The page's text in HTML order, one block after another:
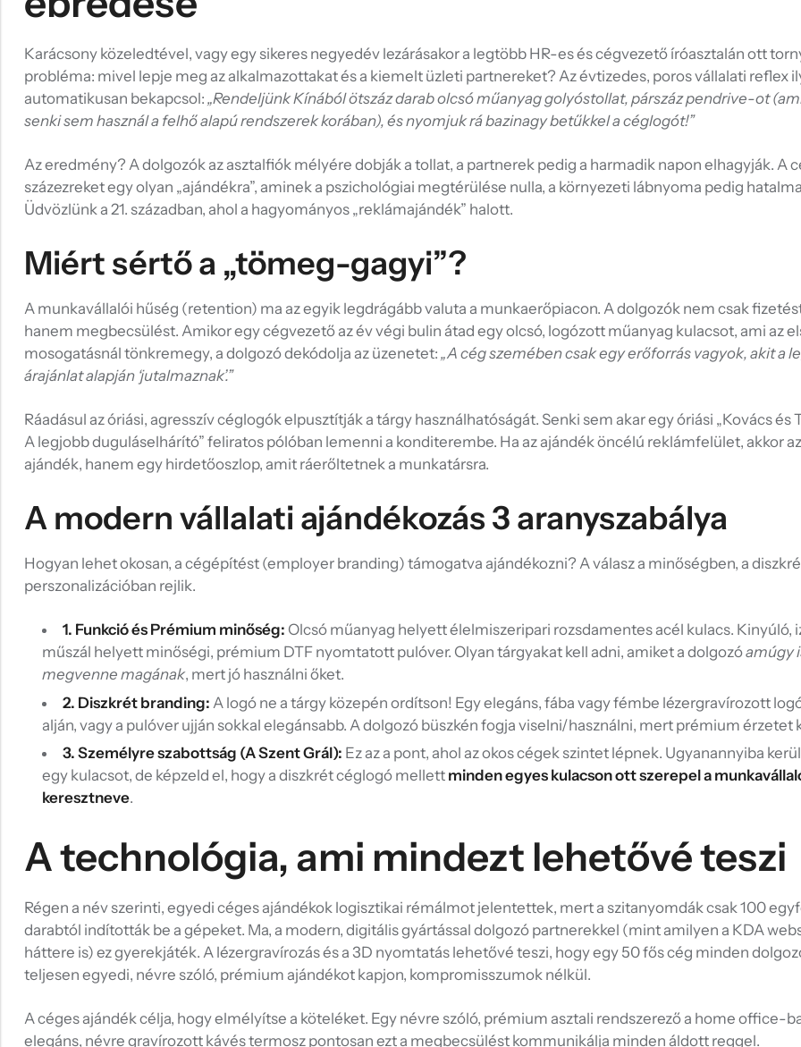
Karácsony közeledtével, vagy egy sikeres negyedév lezárásakor a legtöbb HR-es és cégvezető íróasztalán ott
probléma: mivel lepje meg az alkalmazottakat és a kiemelt üzleti partnereket? Az évtizedes, poros vállalati reflex
automatikusan bekapcsol: „Rendeljünk Kínából ötszáz darab olcsó műanyag golyóstollat, párszáz pendrive-ot
senki sem használ a felhő alapú rendszerek korában), és nyomjuk rá bazinagy betűkkel a céglogót!”
Az eredmény? A dolgozók az asztalfiók mélyére dobják a tollat, a partnerek pedig a harmadik napon elhagyják. A
százezreket egy olyan „ajándékra”, aminek a pszichológiai megtérülése nulla, a környezeti lábnyoma pedig
Üdvözlünk a 21. században, ahol a hagyományos „reklámajándék” halott.
Miért sértő a „tömeg-gagyi”?
A munkavállalói hűség (retention) ma az egyik legdrágább valuta a munkaerőpiacon. A dolgozók nem csak
hanem megbecsülést. Amikor egy cégvezető az év végi bulin átad egy olcsó, logózott műanyag kulacsot, ami az
mosogatásnál tönkremegy, a dolgozó dekódolja az üzenetet: „A cég szemében csak egy erőforrás vagyok, akit a
árajánlat alapján ‘jutalmaznak’.”
Ráadásul az óriási, agresszív céglogók elpusztítják a tárgy használhatóságát. Senki sem akar egy óriási „Kovács és
A legjobb duguláselhárító” feliratos pólóban lemenni a konditerembe. Ha az ajándék öncélú reklámfelület, akkor
ajándék, hanem egy hirdetőoszlop, amit ráerőltetnek a munkatársra.
A modern vállalati ajándékozás 3 aranyszabálya
Hogyan lehet okosan, a cégépítést (employer branding) támogatva ajándékozni? A válasz a minőségben, a
perszonalizációban rejlik.
1. Funkció és Prémium minőség: Olcsó műanyag helyett élelmiszeripari rozsdamentes acél kulacs. Kinyúló,
műszál helyett minőségi, prémium DTF nyomtatott pulóver. Olyan tárgyakat kell adni, amiket a dolgozóamúgy
megvenne magának, mert jó használni őket.
2. Diszkrét branding: A logó ne a tárgy közepén ordítson! Egy elegáns, fába vagy fémbe lézergravírozott
alján, vagy a pulóver ujján sokkal elegánsabb. A dolgozó büszkén fogja viselni/használni, mert prémium érzetet
3. Személyre szabottság (A Szent Grál): Ez az a pont, ahol az okos cégek szintet lépnek. Ugyanannyiba
egy kulacsot, de képzeld el, hogy a diszkrét céglogó mellett minden egyes kulacson ott szerepel a
keresztneve.
A technológia, ami mindezt lehetővé teszi
Régen a név szerinti, egyedi céges ajándékok logisztikai rémálmot jelentettek, mert a szitanyomdák csak 100
darabtól indították be a gépeket. Ma, a modern, digitális gyártással dolgozó partnerekkel (mint amilyen a KDA
háttere is) ez gyerekjáték. A lézergravírozás és a 3D nyomtatás lehetővé teszi, hogy egy 50 fős cég minden
teljesen egyedi, névre szóló, prémium ajándékot kapjon, kompromisszumok nélkül.
A céges ajándék célja, hogy elmélyítse a köteléket. Egy névre szóló, prémium asztali rendszerező a home office-
elegáns, névre gravírozott kávés termosz pontosan ezt a megbecsülést kommunikálja minden áldott reggel.
Hűtőmágnes, Kitűző
Sapka
Táska, pénztárca
Egyéb ajándék ötletek